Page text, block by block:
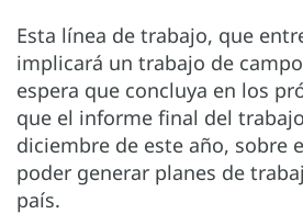
Esta línea de trabajo, que
implicará un trabajo de
espera que concluya en los
que el informe final del
diciembre de este año, sobre
poder generar planes de
país.